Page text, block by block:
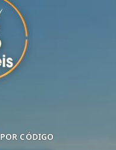
POR CÓDIGO